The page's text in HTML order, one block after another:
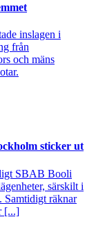
inslagen i
från
och mäns
sticker ut
SBAB Booli
särskilt i
Samtidigt räknar
[...]